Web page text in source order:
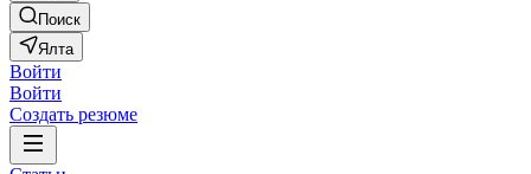
Поиск
Ялта
Войти
Войти
Создать резюме